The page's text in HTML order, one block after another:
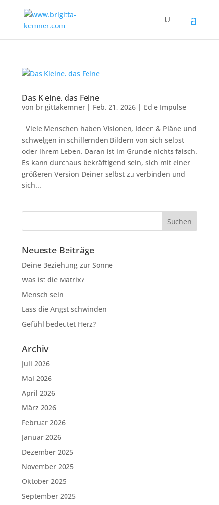
Das Kleine, das Feine
von brigittakemner| Feb. 21, 2026| Edle Impulse
Viele Menschen haben Visionen, Ideen & Pläne und
schwelgen in schillernden Bildern von sich selbst
oder ihrem Leben. Daran ist im Grunde nichts falsch.
Es kann durchaus bekräftigend sein, sich mit einer
größeren Version Deiner selbst zu verbinden und
sich...
Neueste Beiträge
Deine Beziehung zur Sonne
Was ist die Matrix?
Mensch sein
Lass die Angst schwinden
Gefühl bedeutet Herz?
Archiv
Juli 2026
Mai 2026
April 2026
März 2026
Februar 2026
Januar 2026
Dezember 2025
November 2025
Oktober 2025
September 2025